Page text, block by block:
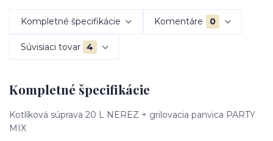
Kompletné špecifikácie Komentáre 0
Súvisiaci tovar 4
Kompletné špecifikácie
Kotlíková súprava 20 L NEREZ + grilovacia panvica PARTY
MIX